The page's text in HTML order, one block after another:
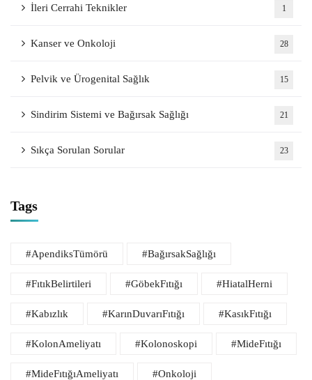
İleri Cerrahi Teknikler 1
Kanser ve Onkoloji 28
Pelvik ve Ürogenital Sağlık 15
Sindirim Sistemi ve Bağırsak Sağlığı 21
Sıkça Sorulan Sorular 23
Tags
#ApendiksTümörü #BağırsakSağlığı
#FıtıkBelirtileri #GöbekFıtığı #HiatalHerni
#Kabızlık #KarınDuvarıFıtığı #KasıkFıtığı
#KolonAmeliyatı #Kolonoskopi #MideFıtığı
#MideFıtığıAmeliyatı #Onkoloji